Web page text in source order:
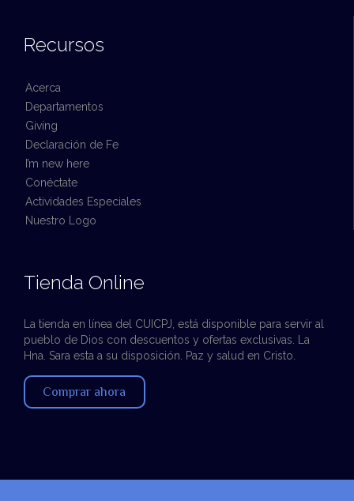
Recursos
Acerca
Departamentos
Giving
Declaración de Fe
I’m new here
Conéctate
Actividades Especiales
Nuestro Logo
Tienda Online
La tienda en línea del CUICPJ, está disponible para servir al
pueblo de Dios con descuentos y ofertas exclusivas. La
Hna. Sara esta a su disposición. Paz y salud en Cristo.
Comprar ahora